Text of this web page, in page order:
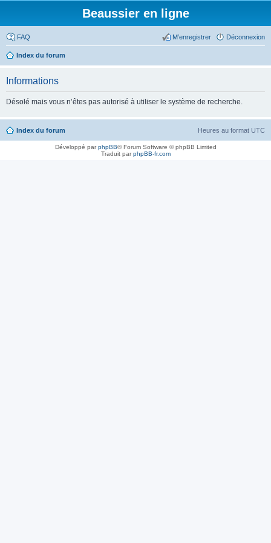
Beaussier en ligne
FAQ Déconnexion
M’enregistrer
Index du forum
Informations
Désolé mais vous n’êtes pas autorisé à utiliser le système de recherche.
Index du forum Heures au format UTC
Développé parphpBB® Forum Software © phpBB Limited
Traduit parphpBB-fr.com